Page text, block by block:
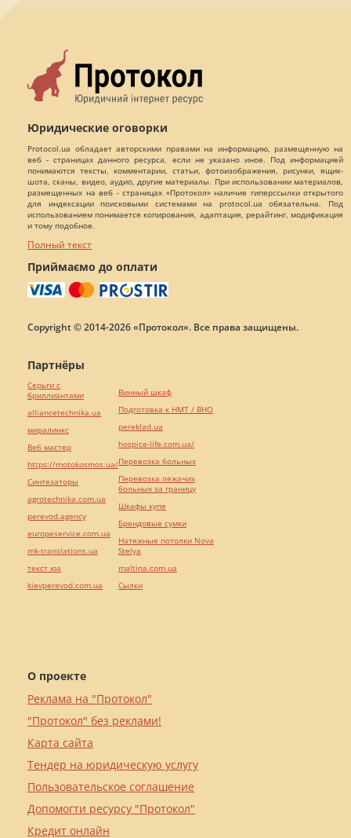
Юридические оговорки
Protocol.ua обладает авторскими правами на информацию, размещенную на
веб - страницах данного ресурса, если не указано иное. Под информацией
понимаются тексты, комментарии, статьи, фотоизображения, рисунки, ящик-
шота, сканы, видео, аудио, другие материалы. При использовании материалов,
размещенных на веб - страницах «Протокол» наличие гиперссылки открытого
для индексации поисковыми системами на protocol.ua обязательна. Под
использованием понимается копирования, адаптация, рерайтинг, модификация
и тому подобное.
Полный текст
Приймаємо до оплати
Copyright © 2014-2026 «Протокол». Все права защищены.
О проекте
Реклама на "Протокол"
"Протокол" без реклами!
Карта сайта
Тендер на юридическую услугу
Пользовательское соглашение
Допомогти ресурсу "Протокол"
Кредит онлайн
Партнёры
Серьги с
бриллиантами
alliancetechnika.ua
миралинкс
Веб мастер
https://motokosmos.ua/
Синтезаторы
agrotechnika.com.ua
perevod.agency
europeservice.com.ua
mk-translations.ua
текст юа
kievperevod.com.ua
Винный шкаф
Подготовка к НМТ / ВНО
pereklad.ua
hospice-life.com.ua/
Перевозка больных
Перевозка лежачих
больных за границу
Шкафы купе
Брендовые сумки
Натяжные потолки Nova
Stelya
maltina.com.ua
Cылки